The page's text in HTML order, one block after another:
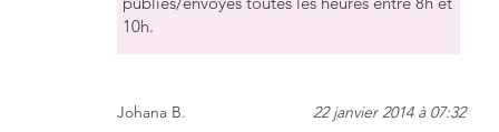
10h.
Johana B. 22 janvier 2014 à 07:32